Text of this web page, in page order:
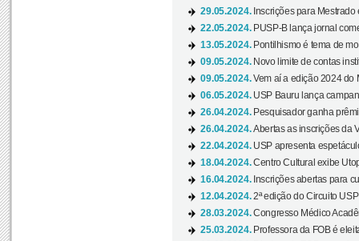
29.05.2024. Inscrições para
22.05.2024. PUSP-B lança jornal
13.05.2024. Pontilhismo é tema de
09.05.2024. Novo limite de contas
09.05.2024.Vem aí a edição 2024 do
06.05.2024. USP Bauru lança
26.04.2024. Pesquisador ganha
26.04.2024.Abertas as inscrições da
22.04.2024. USP apresenta
18.04.2024.Centro Cultural exibe
16.04.2024. Inscrições abertas para
12.04.2024.2ª edição do Circuito
28.03.2024.Congresso Médico
25.03.2024. Professora da FOB é